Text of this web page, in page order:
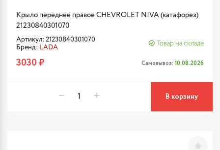
Крыло переднее правое CHEVROLET NIVA (катафорез)
21230840301070
Артикул: 21230840301070
Бренд: LADA
Товар на складе
3030 ₽ Самовывоз: 10.08.2026
В корзину